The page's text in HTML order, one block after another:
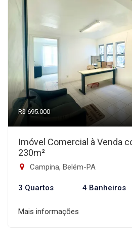
R$ 695.000
Imóvel Comercial à Venda
230m²
Campina, Belém-PA
3 Quartos 4 Banheiros
Mais informações